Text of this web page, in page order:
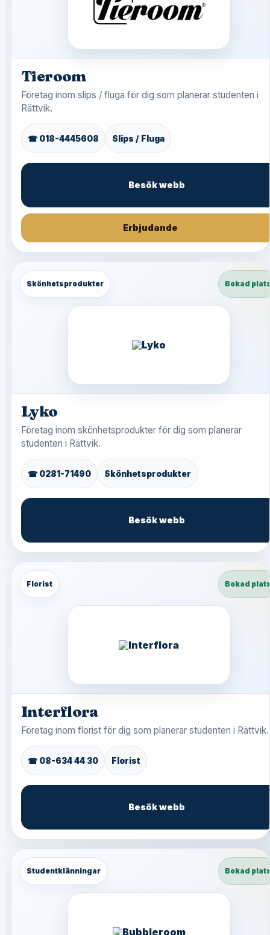
Tieroom
Företag inom slips / fluga för dig som planerar studenten i
Rättvik.
☎ 018-4445608 Slips / Fluga
Besök webb
Erbjudande
Skönhetsprodukter Bokad
Lyko
Företag inom skönhetsprodukter för dig som planerar
studenten i Rättvik.
☎ 0281-71490 Skönhetsprodukter
Besök webb
Florist Bokad
Interflora
Företag inom florist för dig som planerar studenten i Rättvik.
☎ 08-634 44 30 Florist
Besök webb
Studentklänningar Bokad